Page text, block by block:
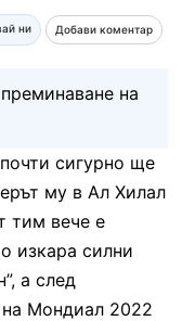
ни Добави коментар
на
сигурно ще
му в Ал Хилал
тим вече е
изкара силни
а след
на Мондиал 2022